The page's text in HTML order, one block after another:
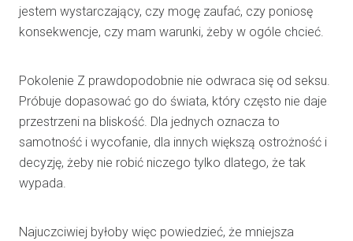
jestem wystarczający, czy mogę zaufać, czy poniosę
konsekwencje, czy mam warunki, żeby w ogóle chcieć.
Pokolenie Z prawdopodobnie nie odwraca się od seksu.
Próbuje dopasować go do świata, który często nie daje
przestrzeni na bliskość. Dla jednych oznacza to
samotność i wycofanie, dla innych większą ostrożność i
decyzję, żeby nie robić niczego tylko dlatego, że tak
wypada.
Najuczciwiej byłoby więc powiedzieć, że mniejsza